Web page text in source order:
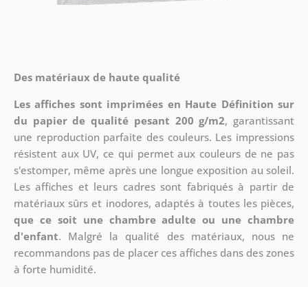
Des matériaux de haute qualité
Les affiches sont imprimées en Haute Définition sur
du papier de qualité pesant 200 g/m2, garantissant
une reproduction parfaite des couleurs. Les impressions
résistent aux UV, ce qui permet aux couleurs de ne pas
s'estomper, même après une longue exposition au soleil.
Les affiches et leurs cadres sont fabriqués à partir de
matériaux sûrs et inodores, adaptés à toutes les pièces,
que ce soit une chambre adulte ou une chambre
d'enfant. Malgré la qualité des matériaux, nous ne
recommandons pas de placer ces affiches dans des zones
à forte humidité.